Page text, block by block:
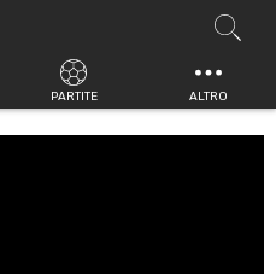
PARTITE ALTRO